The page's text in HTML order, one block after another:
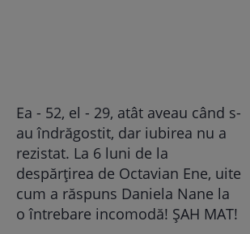
Ea - 52, el - 29, atât aveau când s-
au îndrăgostit, dar iubirea nu a
rezistat. La 6 luni de la
despărțirea de Octavian Ene, uite
cum a răspuns Daniela Nane la
o întrebare incomodă! ȘAH MAT!